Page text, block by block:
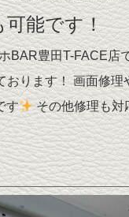
可能です！
BAR豊田T-FACE店
おります！ 画面修理
す
その他修理も対